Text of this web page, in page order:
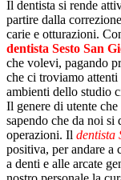
Il dentista si rende
partire dalla
carie e otturazioni.
dentista Sesto San
che volevi, pagando
che ci troviamo attenti
ambienti dello studio
Il genere di utente
sapendo che da noi si
operazioni. Il dentista
positiva, per andare a
a denti e alle arcate